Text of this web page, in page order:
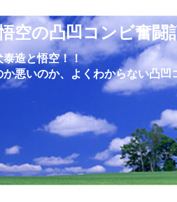
空の凸凹コンビ奮闘
泰造と悟空！！
か悪いのか、よくわからない凸凹